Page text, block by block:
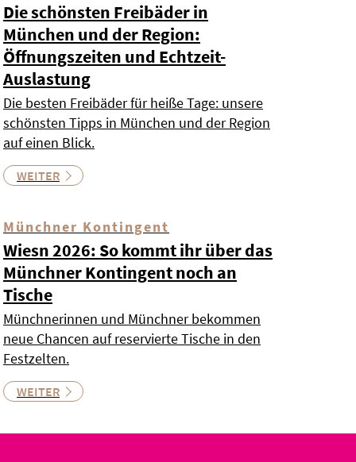
Die schönsten Freibäder in
München und der Region:
Öffnungszeiten und Echtzeit-
Auslastung
Die besten Freibäder für heiße Tage: unsere
schönsten Tipps in München und der Region
auf einen Blick.
WEITER
Münchner Kontingent
Wiesn 2026: So kommt ihr über das
Münchner Kontingent noch an
Tische
Münchnerinnen und Münchner bekommen
neue Chancen auf reservierte Tische in den
Festzelten.
WEITER